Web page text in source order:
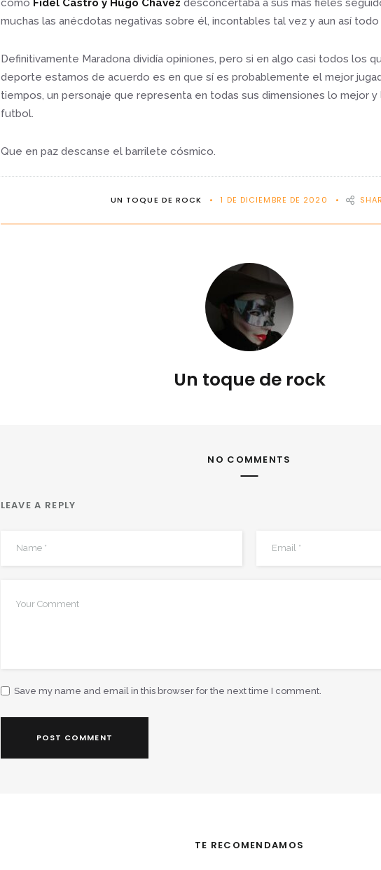
como Fidel Castro y Hugo Chávez desconcertaba a sus más fieles
muchas las anécdotas negativas sobre él, incontables tal vez y aun así
Definitivamente Maradona dividía opiniones, pero si en algo casi todos los
deporte estamos de acuerdo es en que sí es probablemente el mejor
tiempos, un personaje que representa en todas sus dimensiones lo mejor
futbol.
Que en paz descanse el barrilete cósmico.
UN TOQUE DE ROCK 1 DE DICIEMBRE DE 2020
Un toque de rock
NO COMMENTS
LEAVE A REPLY
Save my name and email in this browser for the next time I comment.
TE RECOMENDAMOS